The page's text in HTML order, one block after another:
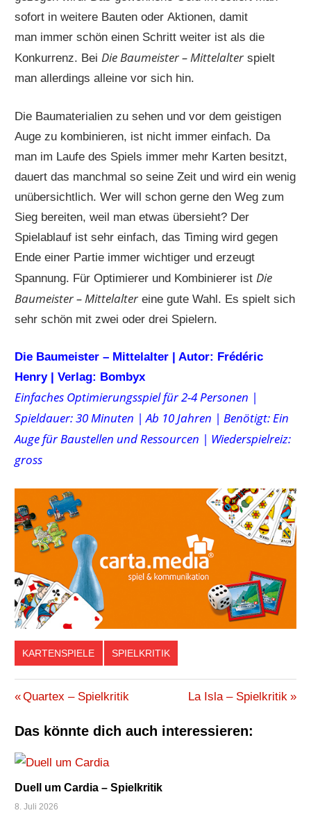
sofort in weitere Bauten oder Aktionen, damit
man immer schön einen Schritt weiter ist als die
Konkurrenz. BeiDie Baumeister – Mittelalterspielt
man allerdings alleine vor sich hin.
Die Baumaterialien zu sehen und vor dem geistigen
Auge zu kombinieren, ist nicht immer einfach. Da
man im Laufe des Spiels immer mehr Karten besitzt,
dauert das manchmal so seine Zeit und wird ein wenig
unübersichtlich. Wer will schon gerne den Weg zum
Sieg bereiten, weil man etwas übersieht? Der
Spielablauf ist sehr einfach, das Timing wird gegen
Ende einer Partie immer wichtiger und erzeugt
Spannung. Für Optimierer und Kombinierer ist Die
Baumeister – Mittelaltereine gute Wahl. Es spielt sich
sehr schön mit zwei oder drei Spielern.
Die Baumeister – Mittelalter | Autor: Frédéric
Henry | Verlag: Bombyx
Einfaches Optimierungsspiel für 2-4 Personen |
Spieldauer: 30 Minuten | Ab 10 Jahren | Benötigt: Ein
Auge für Baustellen und Ressourcen | Wiederspielreiz:
gross
KARTENSPIELE SPIELKRITIK
GEGENSTÄNDE
HANDLANGER
KARTENSPIEL
MITTELALTER
Beitragsnavigation
Vorheriger
Quartex – Spielkritik
Nächster
La Isla – Spielkritik
Das könnte dich auch interessieren:
Duell um Cardia – Spielkritik
8. Juli 2026